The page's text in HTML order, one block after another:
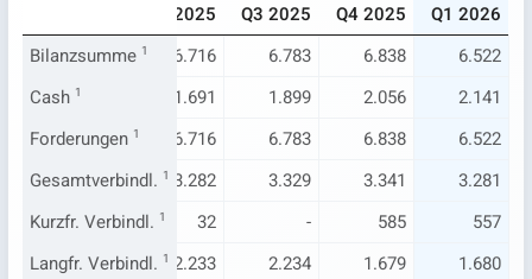
Q2 2025 Q3 2025 Q4 2025
Q1 2026
Bilanzsumme 1
6.646 6.716 6.783 6.838
6.522
Cash 11.541 1.691 1.899 2.056
2.141
Forderungen 1
6.646 6.716 6.783 6.838
6.522
Gesamtverbindl. 1
3.219 3.282 3.329 3.341
3.281
Kurzfr. Verbindl. 1
- 32 - 585
557
Langfr. Verbindl. 1
2.232 2.233 2.234 1.679
1.680